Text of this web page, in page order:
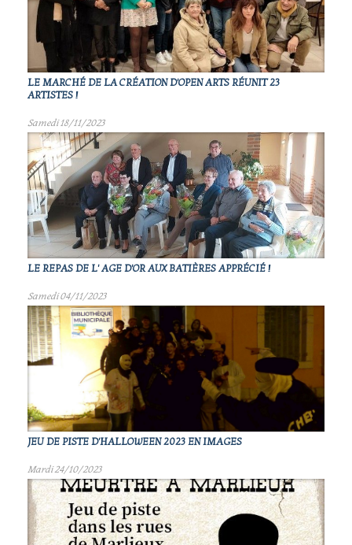
LE MARCHÉ DE LA CRÉATION D'OPEN ARTS RÉUNIT 23
ARTISTES !
Samedi 18/11/2023
LE REPAS DE L' AGE D'OR AUX BATIÈRES APPRÉCIÉ !
Samedi 04/11/2023
JEU DE PISTE D'HALLOWEEN 2023 EN IMAGES
Mardi 24/10/2023